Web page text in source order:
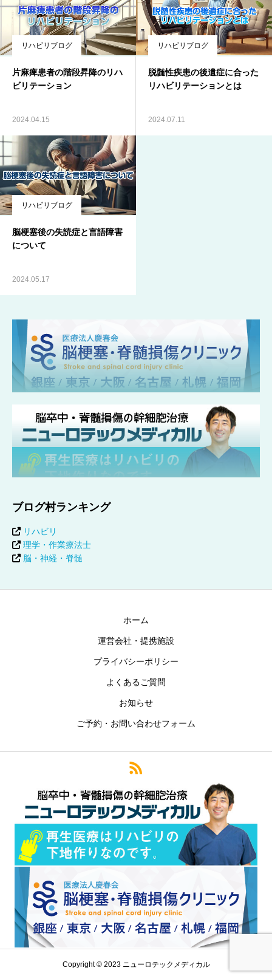
リハビリブログ
片麻痺患者の階段昇降のリハ
ビリテーション
2024.04.15
リハビリブログ
脱髄性疾患の後遺症に合った
リハビリテーションとは
2024.07.11
リハビリブログ
脳梗塞後の失読症と言語障害
について
2024.05.17
ブログ村ランキング
リハビリ
理学・作業療法士
脳・神経・脊髄
ホーム
運営会社・提携施設
プライバシーポリシー
よくあるご質問
お知らせ
ご予約・お問い合わせフォーム
Copyright © 2023 ニューロテックメディカル
お電話：0120-138-124 メールで問い合わせ